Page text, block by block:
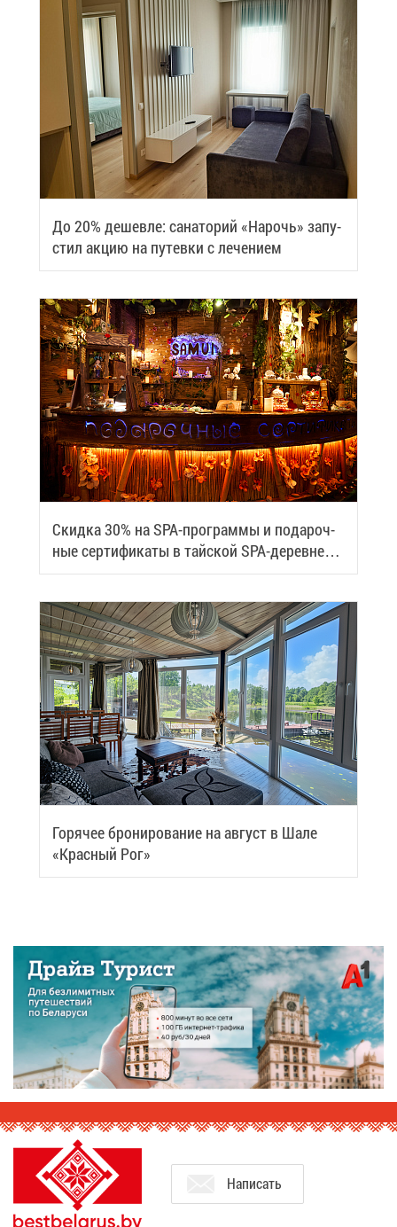
До 20% де­шев­ле: са­на­то­рий «На­рочь» за­пу­
стил ак­цию на пу­тев­ки с ле­че­ни­ем
Скид­ка 30% на SPA-про­грам­мы и по­да­роч­
ные сер­ти­фи­ка­ты в тай­ской SPA-де­ревне
Samui
Го­ря­чее бро­ни­ро­ва­ние на ав­густ в Ша­ле
«Крас­ный Рог»
На­пи­сать